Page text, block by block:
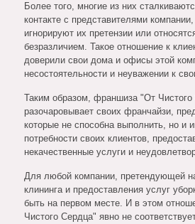
Более того, многие из них
контакте с представителями
игнорируют их претензии или
безразличием. Такое отношение к
доверили свои дома и офисы этой
несостоятельности и неуважении к
Таким образом, франшиза "От Чистого
разочаровывает своих франчайзи,
которые не способна выполнить, но и
потребности своих клиентов,
некачественные услуги и
Для любой компании, претендующей
клининга и предоставления услуг
быть на первом месте. И в этом
Чистого Сердца" явно не